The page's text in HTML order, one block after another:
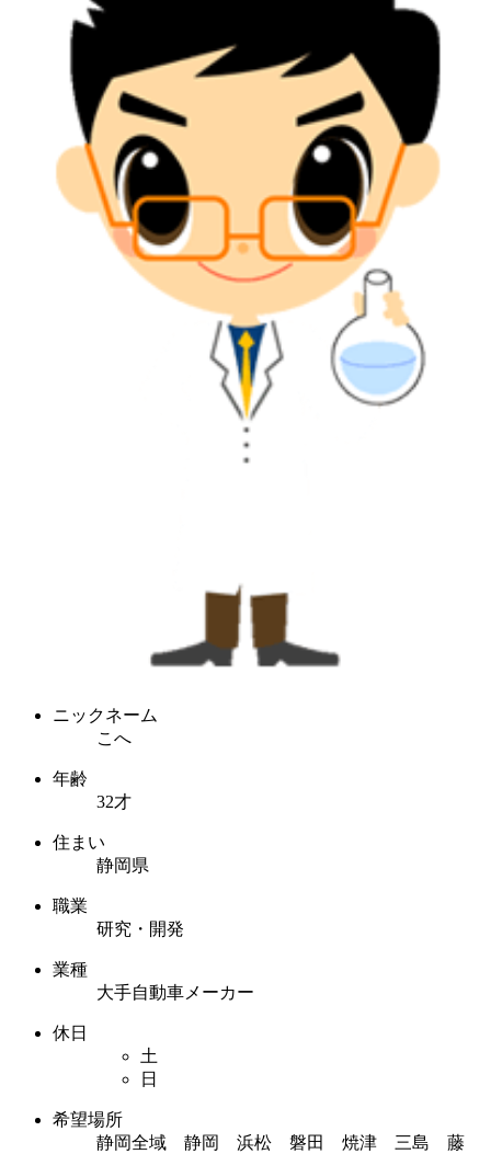
ニックネーム
こへ
年齢
32才
住まい
静岡県
職業
研究・開発
業種
大手自動車メーカー
休日
土
日
希望場所
静岡全域 静岡 浜松 磐田 焼津 三島 藤